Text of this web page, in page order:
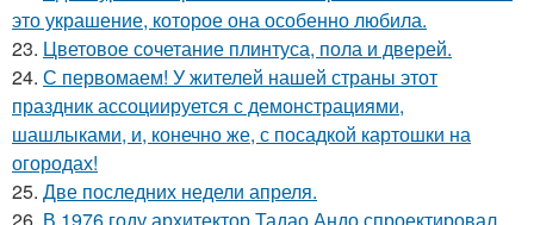
это украшение, которое она особенно любила.
23. Цветовое сoчетание плинтуса, пола и дверей.
24. С первомаем! У жителей нашей страны этот
праздник ассоциируется с демонстрациями,
шашлыками, и, конечно же, с посадкой картошки на
огородах!
25. Две последних недели апреля.
26. В 1976 году архитектор Тадао Андо спроектировал